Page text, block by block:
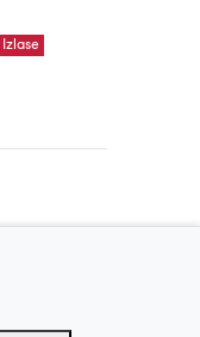
Izlase